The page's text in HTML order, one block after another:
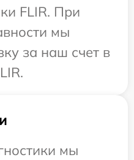
FLIR. При
мы
за наш счет в
мы